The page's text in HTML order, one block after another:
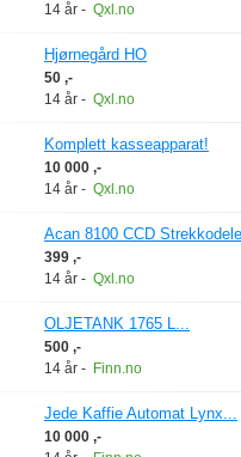
14 år - Qxl.no
Hjørnegård HO
50 ,-
14 år - Qxl.no
Komplett kasseapparat!
10 000 ,-
14 år - Qxl.no
Acan 8100 CCD
399 ,-
14 år - Qxl.no
OLJETANK 1765 L...
500 ,-
14 år - Finn.no
Jede Kaffie Automat Lynx...
10 000 ,-